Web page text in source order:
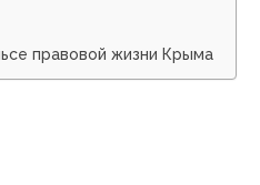
правовой жизни Крыма